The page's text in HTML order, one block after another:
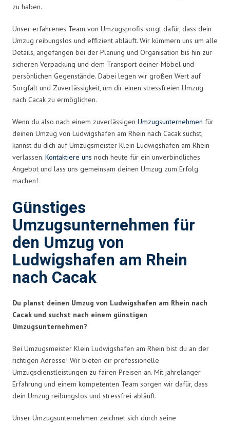
zu haben.
Unser erfahrenes Team von Umzugsprofis sorgt dafür, dass dein
Umzug reibungslos und effizient abläuft. Wir kümmern uns um alle
Details, angefangen bei der Planung und Organisation bis hin zur
sicheren Verpackung und dem Transport deiner Möbel und
persönlichen Gegenstände. Dabei legen wir großen Wert auf
Sorgfalt und Zuverlässigkeit, um dir einen stressfreien Umzug
nach Cacak zu ermöglichen.
Wenn du also nach einem zuverlässigen Umzugsunternehmen für
deinen Umzug von Ludwigshafen am Rhein nach Cacak suchst,
kannst du dich auf Umzugsmeister Klein Ludwigshafen am Rhein
verlassen. Kontaktiere uns noch heute für ein unverbindliches
Angebot und lass uns gemeinsam deinen Umzug zum Erfolg
machen!
Günstiges
Umzugsunternehmen für
den Umzug von
Ludwigshafen am Rhein
nach Cacak
Du planst deinen Umzug von Ludwigshafen am Rhein nach
Cacak und suchst nach einem günstigen
Umzugsunternehmen?
Bei Umzugsmeister Klein Ludwigshafen am Rhein bist du an der
richtigen Adresse! Wir bieten dir professionelle
Umzugsdienstleistungen zu fairen Preisen an. Mit jahrelanger
Erfahrung und einem kompetenten Team sorgen wir dafür, dass
dein Umzug reibungslos und stressfrei abläuft.
Unser Umzugsunternehmen zeichnet sich durch seine